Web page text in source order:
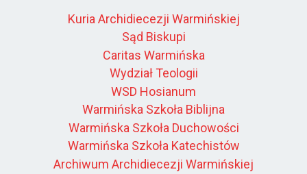
Kuria Archidiecezji Warmińskiej
Sąd Biskupi
Caritas Warmińska
Wydział Teologii
WSD Hosianum
Warmińska Szkoła Biblijna
Warmińska Szkoła Duchowości
Warmińska Szkoła Katechistów
Archiwum Archidiecezji Warmińskiej